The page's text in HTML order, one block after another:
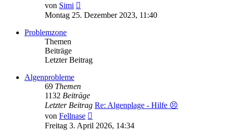
von Simi
Beitrag
Montag 25. Dezember 2023, 11:40
Problemzone
Themen
Beiträge
Letzter Beitrag
Algenprobleme
69 Themen
1132 Beiträge
Letzter Beitrag Re: Algenplage - Hilfe 😣
von Fellnase
Beitrag
Freitag 3. April 2026, 14:34